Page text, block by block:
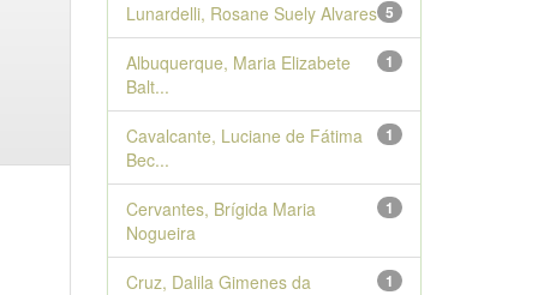
5
Lunardelli, Rosane Suely Alvares
1
Albuquerque, Maria Elizabete
Balt...
1
Cavalcante, Luciane de Fátima
Bec...
1
Cervantes, Brígida Maria
Nogueira
1
Cruz, Dalila Gimenes da